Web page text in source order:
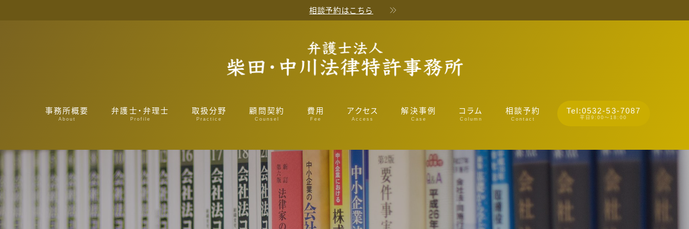
相談予約はこちら
事務所概要
About
弁護士・弁理士
Profile
取扱分野
Practice
顧問契約
Counsel
費用
Fee
アクセス
Access
解決事例
Case
解決事例｜相続
解決事例｜交通事故
解決事例｜労災
解決事例｜刑事事件
コラム
Column
相談予約
Contact
Tel:0532-53-7087
平日9:00～18:00